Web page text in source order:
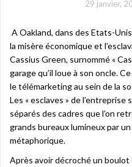
29 janvier,
A Oakland, dans des Etats-
la misère économique et
Cassius Green, surnommé «
garage qu’il loue à son oncle.
le télémarketing au sein de la
Les « esclaves » de
séparés des cadres que l’on
grands bureaux lumineux par
métaphorique.
Après avoir décroché un